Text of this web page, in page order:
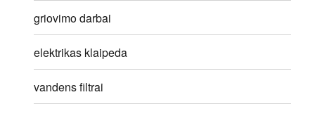
griovimo darbai
elektrikas klaipeda
vandens filtrai